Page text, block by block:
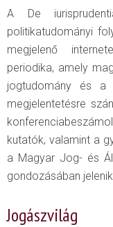
A De
politikatudományi
megjelenő
periodika, amely
jogtudomány és a
megjelentetésre
kutatók, valamint a
a Magyar Jog- és
gondozásában
Jogászvilág